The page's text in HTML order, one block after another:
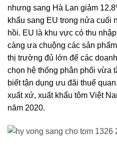
nhưng sang Hà Lan giảm
khẩu sang EU trong nửa cuối
hồi. EU là khu vực có thu
càng ưa chuộng các sản
thị trường đủ lớn để các
chọn hệ thống phân phối vừa
biết tận dụng ưu đãi thuế
xuất xứ, xuất khẩu tôm Việt
năm 2020.